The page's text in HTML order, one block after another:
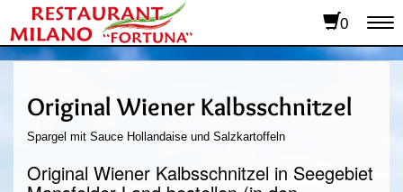
0
Original Wiener Kalbsschnitzel
Spargel mit Sauce Hollandaise und Salzkartoffeln
Original Wiener Kalbsschnitzel in Seegebiet